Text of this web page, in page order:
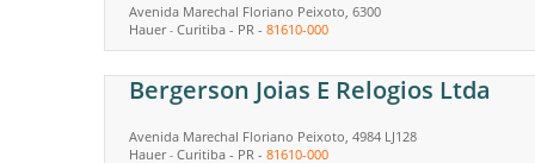
Avenida Marechal Floriano Peixoto, 6300
Hauer - Curitiba - PR - 81610-000
Bergerson Joias E Relogios Ltda
Avenida Marechal Floriano Peixoto, 4984 LJ128
Hauer - Curitiba - PR - 81610-000